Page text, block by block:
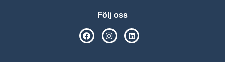
Följ oss
SPSM på Facebook
SPSM på Instagram